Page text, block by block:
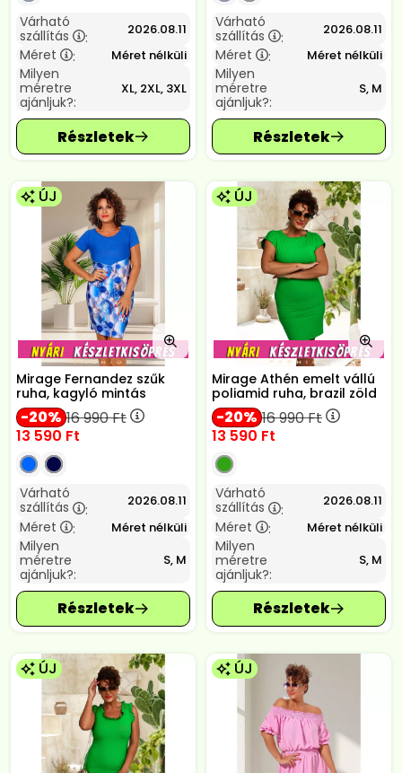
Várható
szállítás
: 2026.08.11
Méret : Méret nélküli
Milyen
méretre
ajánljuk?:
XL, 2XL, 3XL
Várható
szállítás
: 2026.08.11
Méret : Méret nélküli
Milyen
méretre
ajánljuk?:
S, M
ÚJ
Mirage Fernandez szűk
ruha, kagyló mintás
20 16 990Ft
13 590 Ft
Várható
szállítás
: 2026.08.11
Méret : Méret nélküli
Milyen
méretre
ajánljuk?:
S, M
ÚJ
Mirage Athén emelt vállú
poliamid ruha, brazil zöld
20 16 990Ft
13 590 Ft
Várható
szállítás
: 2026.08.11
Méret : Méret nélküli
Milyen
méretre
ajánljuk?:
S, M
ÚJ ÚJ